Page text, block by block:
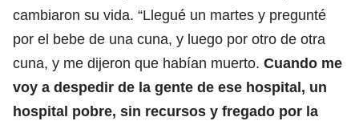
cambiaron su vida. “Llegué un martes y pregunté
por el bebe de una cuna, y luego por otro de otra
cuna, y me dijeron que habían muerto. Cuando me
voy a despedir de la gente de ese hospital, un
hospital pobre, sin recursos y fregado por la